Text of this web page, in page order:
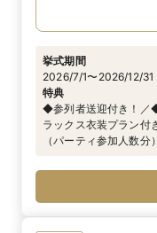
挙式期間
2026/7/1〜2026/12/31
特典
◆参列者送迎付き！／
ラックス衣装プラン付
（パーティ参加人数分）